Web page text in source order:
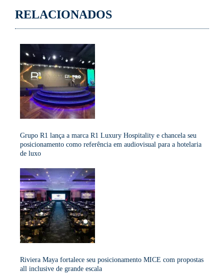
RELACIONADOS
Grupo R1 lança a marca R1 Luxury Hospitality e chancela seu
posicionamento como referência em audiovisual para a hotelaria
de luxo
Riviera Maya fortalece seu posicionamento MICE com propostas
all inclusive de grande escala